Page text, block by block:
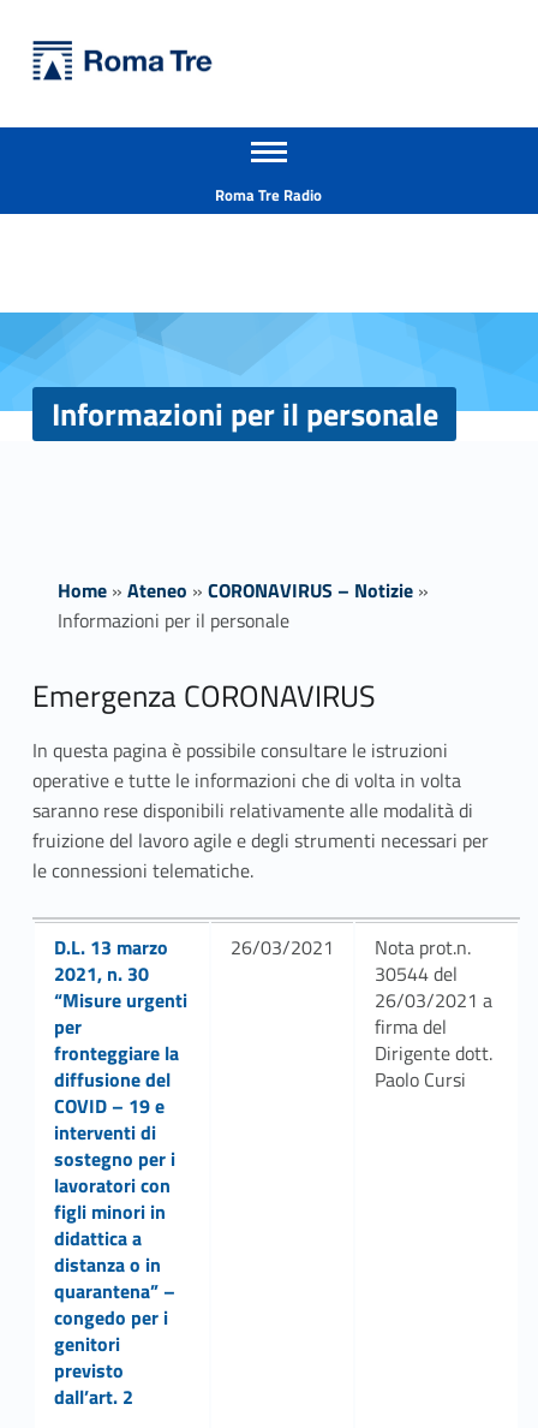
Informazioni per il personale - Università Roma Tre
Apri il menu secondario
Roma Tre Radio
Informazioni per il personale
Home» Ateneo » CORONAVIRUS – Notizie»
Informazioni per il personale
I
n
f
o
r
m
n
p
Emergenza CORONAVIRUS
In questa pagina è possibile consultare le istruzioni
operative e tutte le informazioni che di volta in volta
saranno rese disponibili relativamente alle modalità di
fruizione del lavoro agile e degli strumenti necessari per
le connessioni telematiche.
Link identifier #identifier__113339-1
D.L. 13 marzo
2021, n. 30
“Misure urgenti
per
fronteggiare la
diffusione del
COVID – 19 e
interventi di
sostegno per i
lavoratori con
figli minori in
didattica a
distanza o in
quarantena” –
congedo per i
genitori
previsto
dall’art. 2
26/03/2021
Nota prot.n.
30544 del
26/03/2021 a
firma del
Dirigente dott.
Paolo Cursi